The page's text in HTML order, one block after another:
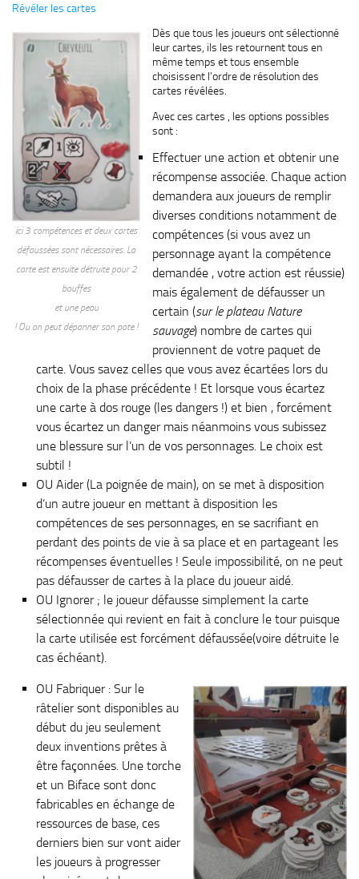
Révéler les cartes
ici 3 compétences et deux cartes
défaussées sont nécessaires. La
carte est ensuite détruite pour 2
bouffes
et une peau
! Ou on peut dépanner son pote !
Dès que tous les joueurs ont sélectionné
leur cartes, ils les retournent tous en
même temps et tous ensemble
choisissent l’ordre de résolution des
cartes révélées.
Avec ces cartes , les options possibles
sont :
Effectuer une action et obtenir une
récompense associée. Chaque action
demandera aux joueurs de remplir
diverses conditions notamment de
compétences (si vous avez un
personnage ayant la compétence
demandée , votre action est réussie)
mais également de défausser un
certain (sur le plateau Nature
sauvage) nombre de cartes qui
proviennent de votre paquet de
carte. Vous savez celles que vous avez écartées lors du
choix de la phase précédente ! Et lorsque vous écartez
une carte à dos rouge (les dangers !) et bien , forcément
vous écartez un danger mais néanmoins vous subissez
une blessure sur l’un de vos personnages. Le choix est
subtil !
OU Aider (La poignée de main), on se met à disposition
d’un autre joueur en mettant à disposition les
compétences de ses personnages, en se sacrifiant en
perdant des points de vie à sa place et en partageant les
récompenses éventuelles ! Seule impossibilité, on ne peut
pas défausser de cartes à la place du joueur aidé.
OU Ignorer ; le joueur défausse simplement la carte
sélectionnée qui revient en fait à conclure le tour puisque
la carte utilisée est forcément défaussée(voire détruite le
cas échéant).
OU Fabriquer : Sur le
râtelier sont disponibles au
début du jeu seulement
deux inventions prêtes à
être façonnées. Une torche
et un Biface sont donc
fabricables en échange de
ressources de base, ces
derniers bien sur vont aider
les joueurs à progresser